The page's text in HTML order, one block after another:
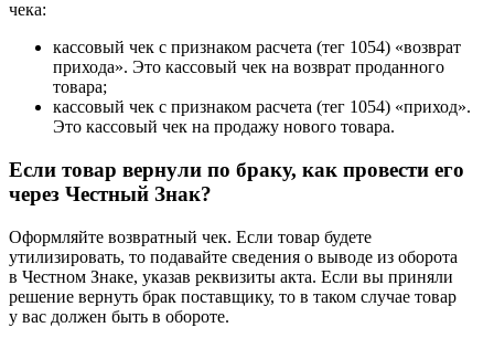
чека:
кассовый чек с признаком расчета (тег 1054) «возврат
прихода». Это кассовый чек на возврат проданного
товара;
кассовый чек с признаком расчета (тег 1054) «приход».
Это кассовый чек на продажу нового товара.
Если товар вернули по браку, как провести его
через Честный Знак?
Оформляйте возвратный чек. Если товар будете
утилизировать, то подавайте сведения о выводе из оборота
в Честном Знаке, указав реквизиты акта. Если вы приняли
решение вернуть брак поставщику, то в таком случае товар
у вас должен быть в обороте.